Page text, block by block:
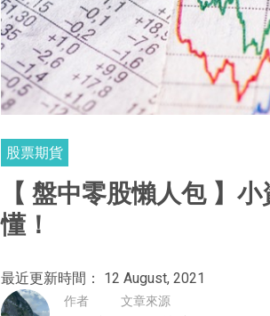
股票期貨
【 盤中零股懶人包 】
懂！
最近更新時間： 12 August, 2021
作者 文章來源